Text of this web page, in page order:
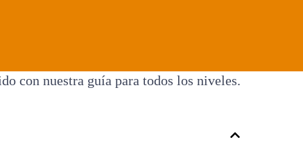
con nuestra guía para todos los niveles.